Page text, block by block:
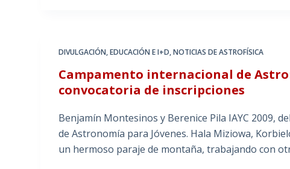
DIVULGACIÓN,EDUCACIÓN E I+D,NOTICIAS DE ASTROFÍSICA
Campamento internacional de
convocatoria de inscripciones
Benjamín Montesinos y Berenice Pila IAYC 2009,
de Astronomía para Jóvenes. Hala Miziowa,
un hermoso paraje de montaña, trabajando con